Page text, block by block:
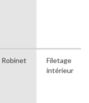
Robinet
Filetage
intérieur